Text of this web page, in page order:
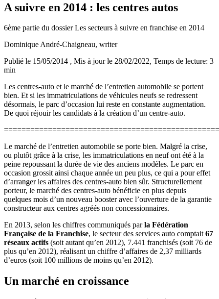
A suivre en 2014 : les centres autos
6ème partie du dossier Les secteurs à suivre en franchise en 2014
Dominique André-Chaigneau, writer
Publié le 15/05/2014 , Mis à jour le 28/02/2022, Temps de lecture: 3
min
Les centres-auto et le marché de l’entretien automobile se portent
bien. Et si les immatriculations de véhicules neufs se redressent
désormais, le parc d’occasion lui reste en constante augmentation.
De quoi réjouir les candidats à la création d’un centre-auto.
Le marché de l’entretien automobile se porte bien. Malgré la crise,
ou plutôt grâce à la crise, les immatriculations en neuf ont été à la
peine repoussant la durée de vie des anciens modèles. Le parc en
occasion grossit ainsi chaque année un peu plus, ce qui a pour effet
d’arranger les affaires des centres-auto bien sûr. Structurellement
porteur, le marché des centres-auto bénéficie en plus depuis
quelques mois d’un nouveau booster avec l’ouverture de la garantie
constructeur aux centres agréés non concessionnaires.
En 2013, selon les chiffres communiqués parla Fédération
Française de la Franchise, le secteur des services auto comptait67
réseaux actifs (soit autant qu’en 2012), 7.441 franchisés (soit 76 de
plus qu’en 2012), réalisant un chiffre d’affaires de 2,37 milliards
d’euros (soit 100 millions de moins qu’en 2012).
Un marché en croissance